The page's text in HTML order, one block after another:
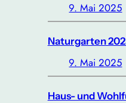
9. Mai 2025
Naturgarten
9. Mai 2025
Haus- und